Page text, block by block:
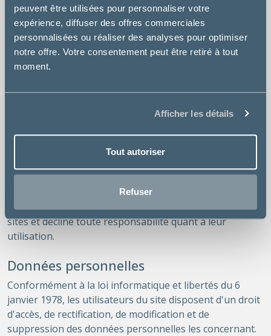
peuvent être utilisées pour personnaliser votre
expérience, diffuser des offres commerciales
personnalisées ou réaliser des analyses pour optimiser
notre offre. Votre consentement peut être retiré à tout
moment.
Afficher les détails
Tout autoriser
Refuser
Le contenu du site est la propriété du vétérinaire ou de
tiers ayant autorisé son utilisation. Toute reproduction,
représentation, modification, publication, adaptation de
tout ou partie des éléments du site, quel que soit le
moyen ou le procédé utilisé, est interdite.
Responsabilité
Le vétérinaire ne pourra être tenu responsable des
Liens vers des sites tiers
Le site peut contenir des liens vers des sites tiers. Le
vétérinaire n'a aucun contrôle sur le contenu de ces
sites et décline toute responsabilité quant à leur
utilisation.
Données personnelles
Conformément à la loi informatique et libertés du 6
janvier 1978, les utilisateurs du site disposent d'un droit
d'accès, de rectification, de modification et de
suppression des données personnelles les concernant.